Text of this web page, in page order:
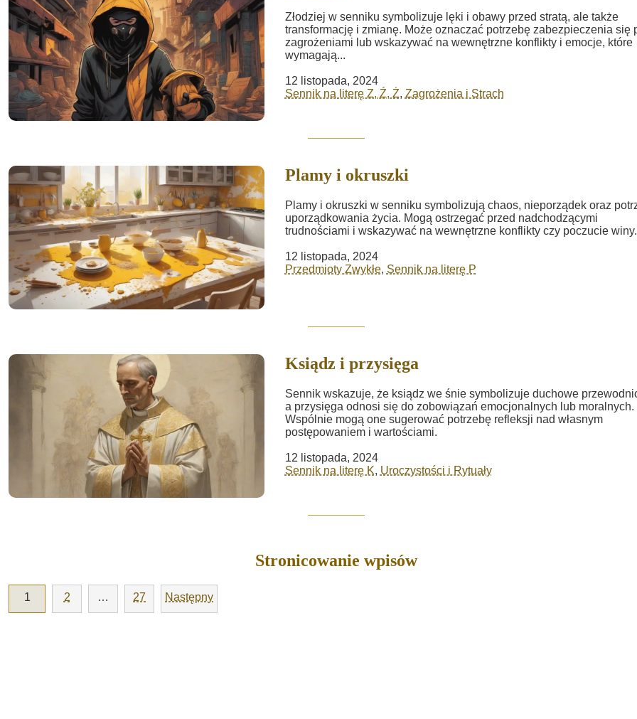
Złodziej w senniku symbolizuje lęki i obawy przed stratą, ale także
transformację i zmianę. Może oznaczać potrzebę zabezpieczenia się
zagrożeniami lub wskazywać na wewnętrzne konflikty i emocje, które
wymagają...
12 listopada, 2024
Sennik na literę Z, Ź, Ż, Zagrożenia i Strach
Plamy i okruszki
Plamy i okruszki w senniku symbolizują chaos, nieporządek oraz
uporządkowania życia. Mogą ostrzegać przed nadchodzącymi
trudnościami i wskazywać na wewnętrzne konflikty czy poczucie winy.
12 listopada, 2024
Przedmioty Zwykłe, Sennik na literę P
Ksiądz i przysięga
Sennik wskazuje, że ksiądz we śnie symbolizuje duchowe
a przysięga odnosi się do zobowiązań emocjonalnych lub moralnych.
Wspólnie mogą one sugerować potrzebę refleksji nad własnym
postępowaniem i wartościami.
12 listopada, 2024
Sennik na literę K, Uroczystości i Rytuały
Stronicowanie wpisów
1 2 … 27 Następny